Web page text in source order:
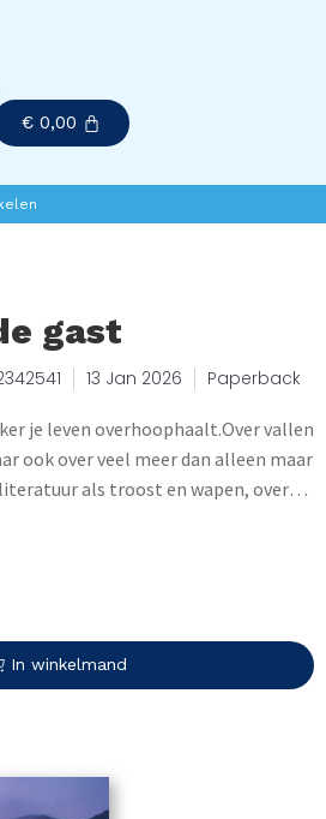
€ 0,00
gast
13 Jan 2026 Paperback
je leven overhoophaalt.Over vallen
ook over veel meer dan alleen maar
als troost en wapen, over
echt gebeurd.
In winkelmand